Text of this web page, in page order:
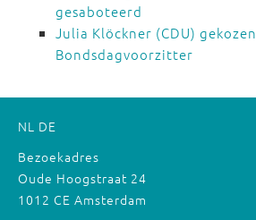
gesaboteerd
Julia Klöckner (CDU)
Bondsdagvoorzitter
NL DE
Bezoekadres
Oude Hoogstraat 24
1012 CE Amsterdam